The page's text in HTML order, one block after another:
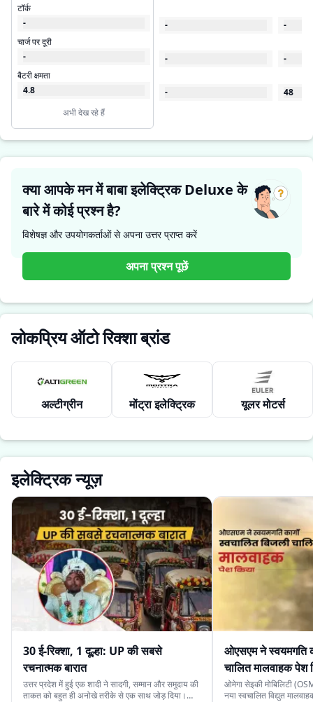
टॉर्क
-
चार्ज पर दूरी
-
बैटरी क्षमता
4.8
अभी देख रहे हैं
-
-
-
-
-
48
क्या आपके मन में बाबा इलेक्ट्रिक Deluxe के
बारे में कोई प्रश्न है?
विशेषज्ञ और उपयोगकर्ताओं से अपना उत्तर प्राप्त करें
अपना प्रश्न पूछें
लोकप्रिय ऑटो रिक्शा ब्रांड
अल्टीग्रीन मोंट्रा इलेक्ट्रिक यूलर मोटर्स
इलेक्ट्रिक न्यूज़
30 ई-रिक्शा, 1 दूल्हा: UP की सबसे
रचनात्मक बारात
उत्तर प्रदेश में हुई एक शादी ने सादगी, सम्मान और समुदाय की
ताकत को बहुत ही अनोखे तरीके से एक साथ जोड़ दिया।
ओएसएम ने स्वयमगति
चालित मालवाहक पेश
ओमेगा सेइकी मोबिलिटी
नया स्वचालित विद्युत